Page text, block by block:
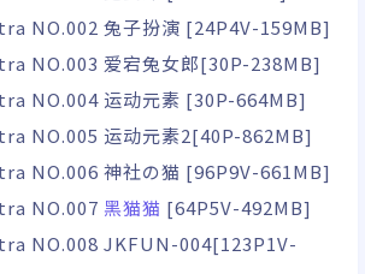
NO.002 兔子扮演 [24P4V-159MB]
NO.003 爱宕兔女郎[30P-238MB]
NO.004 运动元素 [30P-664MB]
NO.005 运动元素2[40P-862MB]
NO.006 神社の猫 [96P9V-661MB]
NO.007 黑猫猫 [64P5V-492MB]
NO.008 JKFUN-004[123P1V-